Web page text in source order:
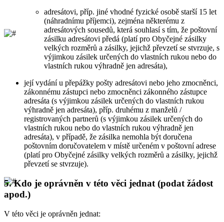
adresátovi, příp. jiné vhodné fyzické osobě starší 15 let
(náhradnímu příjemci), zejména některému z
adresátových sousedů, která souhlasí s tím, že poštovní
zásilku adresátovi předá (platí pro Obyčejné zásilky
velkých rozměrů a zásilky, jejichž převzetí se stvrzuje, s
výjimkou zásilek určených do vlastních rukou nebo do
vlastních rukou výhradně jen adresáta),
její vydání u přepážky pošty adresátovi nebo jeho zmocněnci,
zákonnému zástupci nebo zmocněnci zákonného zástupce
adresáta (s výjimkou zásilek určených do vlastních rukou
výhradně jen adresáta), příp. druhému z manželů /
registrovaných partnerů (s výjimkou zásilek určených do
vlastních rukou nebo do vlastních rukou výhradně jen
adresáta), v případě, že zásilka nemohla být doručena
poštovním doručovatelem v místě určeném v poštovní adrese
(platí pro Obyčejné zásilky velkých rozměrů a zásilky, jejichž
převzetí se stvrzuje).
5.Kdo je oprávněn v této věci jednat (podat žádost
apod.)
V této věci je oprávněn jednat: